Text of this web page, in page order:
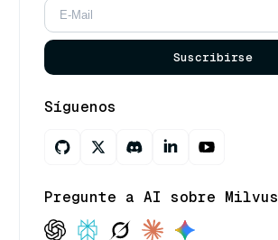
Suscribirse
Síguenos
Pregunte a AI sobre Milvus